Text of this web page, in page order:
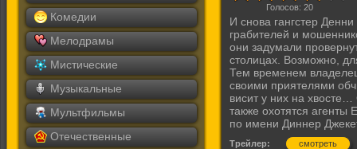
Комедии
Мелодрамы
Мистические
Музыкальные
Мультфильмы
Отечественные
Голосов: 20
И снова гангстер
грабителей и
они задумали
столицах. Возможно,
Тем временем
своими приятелями
висит у них на хвосте…
также охотятся агенты
по имени Диннер
Трейлер: смотреть